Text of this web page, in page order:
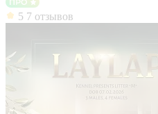
5 7 отзывов